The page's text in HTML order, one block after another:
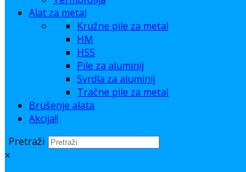
Alat za metal
Kružne pile za metal
HM
HSS
Pile za aluminij
Svrdla za aluminij
Tračne pile za metal
Brušenje alata
Akcija!!
Pretraži
×